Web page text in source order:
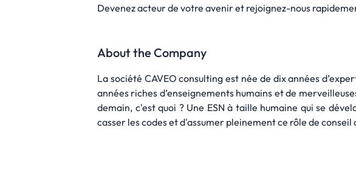
Devenez acteur de votre avenir et rejoignez-nous
About the Company
La société CAVEO consulting est née de dix années
années riches d’enseignements humains et de
demain, c'est quoi ? Une ESN à taille humaine qui se
casser les codes et d'assumer pleinement ce rôle de